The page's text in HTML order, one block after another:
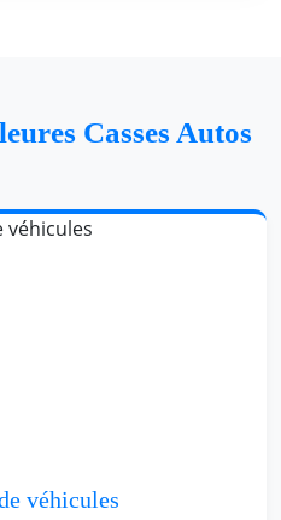
Casses Autos
véhicules